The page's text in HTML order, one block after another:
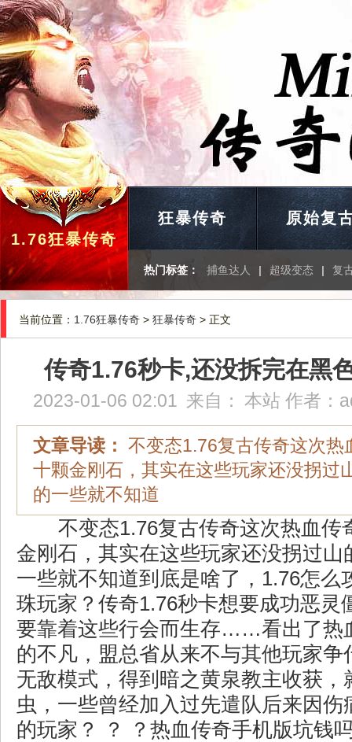
1.76狂暴传奇
狂暴传奇 原始复
热门标签： 捕鱼达人 | 超级变态 | 复
当前位置： 1.76狂暴传奇 > 狂暴传奇 > 正文
传奇1.76秒卡,还没拆完在黑
2023-01-06 02:01 来自： 本站 作者：
文章导读： 不变态1.76复古传奇这次热
十颗金刚石，其实在这些玩家还没拐过
的一些就不知道
不变态1.76复古传奇这次热血传
金刚石，其实在这些玩家还没拐过山
一些就不知道到底是啥了，1.76怎么
珠玩家？传奇1.76秒卡想要成功恶灵
要靠着这些行会而生存……看出了热
的不凡，盟总省从来不与其他玩家争
无敌模式，得到暗之黄泉教主收获，
虫，一些曾经加入过先遣队后来因伤
的玩家？ ？ ？热血传奇手机版坑钱